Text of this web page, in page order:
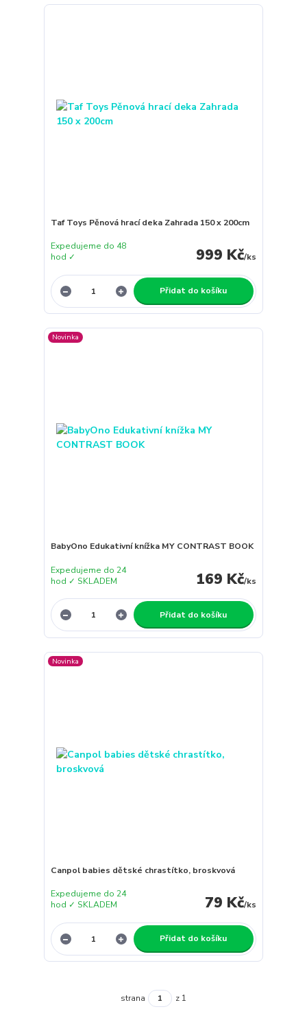
Taf Toys Pěnová hrací deka Zahrada 150 x 200cm
999 Kč/ks
Expedujeme do 48
hod ✓
Přidat do košíku
Novinka
BabyOno Edukativní knížka MY CONTRAST BOOK
169 Kč/ks
Expedujeme do 24
hod ✓ SKLADEM
Přidat do košíku
Novinka
Canpol babies dětské chrastítko, broskvová
79 Kč/ks
Expedujeme do 24
hod ✓ SKLADEM
Přidat do košíku
strana z 1